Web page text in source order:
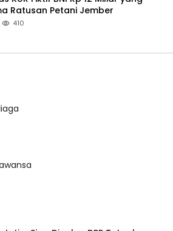
Ratusan Petani Jember
410